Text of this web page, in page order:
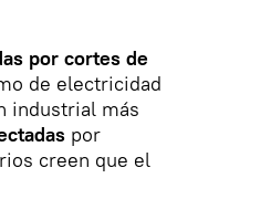
por cortes de
de electricidad
industrial más
por
creen que el